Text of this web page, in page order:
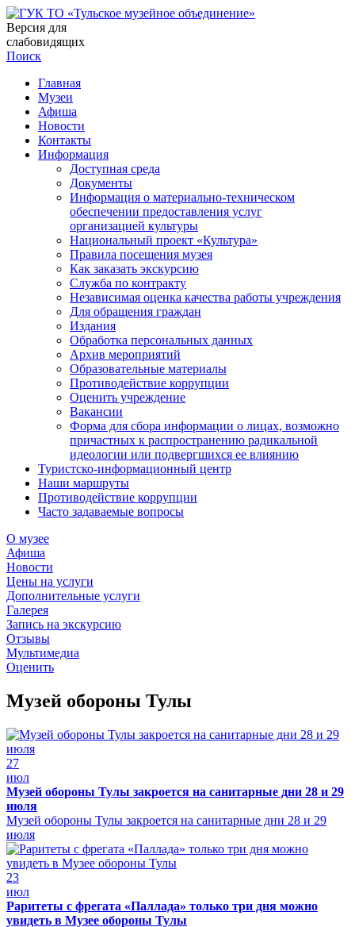
Версия для
слабовидящих
Поиск
Главная
Музеи
Афиша
Новости
Контакты
Информация
Доступная среда
Документы
Информация о материально-техническом
обеспечении предоставления услуг
организацией культуры
Национальный проект «Культура»
Правила посещения музея
Как заказать экскурсию
Служба по контракту
Независимая оценка качества работы учреждения
Для обращения граждан
Издания
Обработка персональных данных
Архив мероприятий
Образовательные материалы
Противодействие коррупции
Оценить учреждение
Вакансии
Форма для сбора информации о лицах, возможно
причастных к распространению радикальной
идеологии или подвергшихся ее влиянию
Туристско-информационный центр
Наши маршруты
Противодействие коррупции
Часто задаваемые вопросы
О музее
Афиша
Новости
Цены на услуги
Дополнительные услуги
Галерея
Запись на экскурсию
Отзывы
Мультимедиа
Оценить
Музей обороны Тулы
27
июл
Музей обороны Тулы закроется на санитарные дни 28 и 29
июля
Музей обороны Тулы закроется на санитарные дни 28 и 29
июля
23
июл
Раритеты с фрегата «Паллада» только три дня можно
увидеть в Музее обороны Тулы